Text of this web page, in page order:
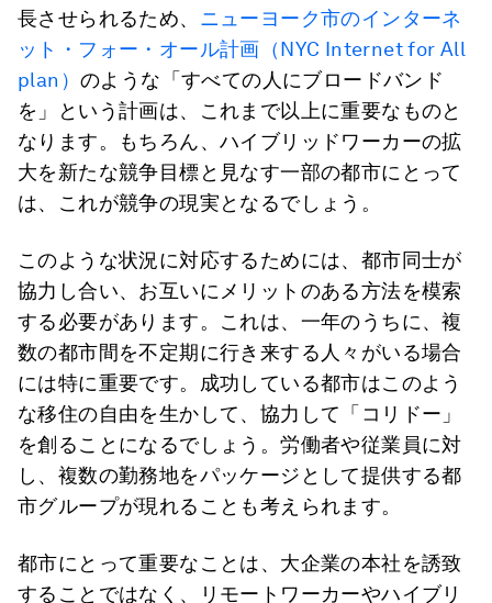
長させられるため、 ニューヨーク市のインターネ
ット・フォー・オール計画（NYC Internet for All
plan） のような「すべての人にブロードバンド
を」という計画は、これまで以上に重要なものと
なります。もちろん、ハイブリッドワーカーの拡
大を新たな競争目標と見なす一部の都市にとって
は、これが競争の現実となるでしょう。
このような状況に対応するためには、都市同士が
協力し合い、お互いにメリットのある方法を模索
する必要があります。これは、一年のうちに、複
数の都市間を不定期に行き来する人々がいる場合
には特に重要です。成功している都市はこのよう
な移住の自由を生かして、協力して「コリドー」
を創ることになるでしょう。労働者や従業員に対
し、複数の勤務地をパッケージとして提供する都
市グループが現れることも考えられます。
都市にとって重要なことは、大企業の本社を誘致
することではなく、リモートワーカーやハイブリ